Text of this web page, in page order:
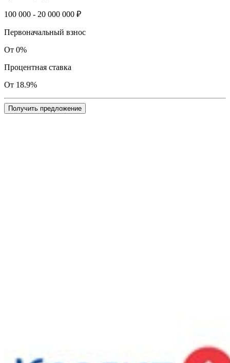
100 000 - 20 000 000 ₽
Первоначальный взнос
От 0%
Процентная ставка
От 18.9%
Получить предложение